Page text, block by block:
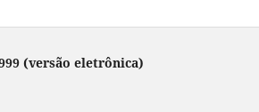
(versão eletrônica)